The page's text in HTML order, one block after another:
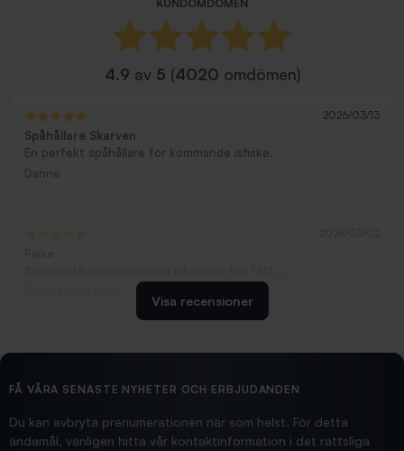
KUNDOMDÖMEN
4.9 av 5 (4020 omdömen)
2026/03/13
Spåhållare Skarven
En perfekt spåhållare för kommande isfiske.
Danne
2026/02/19
Hittade exakt vad jag behövde. Snabb och bra...
Visa recensioner
FÅ VÅRA SENASTE NYHETER OCH ERBJUDANDEN
Du kan avbryta prenumerationen när som helst. För detta
ändamål, vänligen hitta vår kontaktinformation i det rättsliga